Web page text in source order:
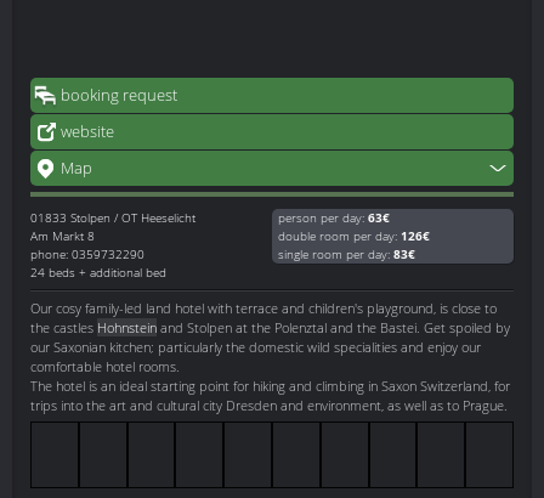
booking request
website
Map
01833 Stolpen / OT Heeselicht
Am Markt 8
phone: 0359732290
24 beds + additional bed
person per day: 63€
double room per day: 126€
single room per day: 83€
Our cosy family-led land hotel with terrace and children's playground, is close to
the castles Hohnstein and Stolpen at the Polenztal and the Bastei. Get spoiled by
our Saxonian kitchen; particularly the domestic wild specialities and enjoy our
comfortable hotel rooms.
The hotel is an ideal starting point for hiking and climbing in Saxon Switzerland, for
trips into the art and cultural city Dresden and environment, as well as to Prague.